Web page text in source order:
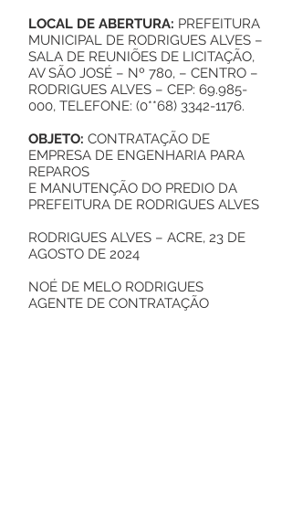
LOCAL DE ABERTURA: PREFEITURA
MUNICIPAL DE RODRIGUES ALVES –
SALA DE REUNIÕES DE LICITAÇÃO,
AV SÃO JOSÉ – Nº 780, – CENTRO –
RODRIGUES ALVES – CEP: 69.985-
000, TELEFONE: (0**68) 3342-1176.
OBJETO: CONTRATAÇÃO DE
EMPRESA DE ENGENHARIA PARA
REPAROS
E MANUTENÇÃO DO PREDIO DA
PREFEITURA DE RODRIGUES ALVES
RODRIGUES ALVES – ACRE, 23 DE
AGOSTO DE 2024
NOÉ DE MELO RODRIGUES
AGENTE DE CONTRATAÇÃO